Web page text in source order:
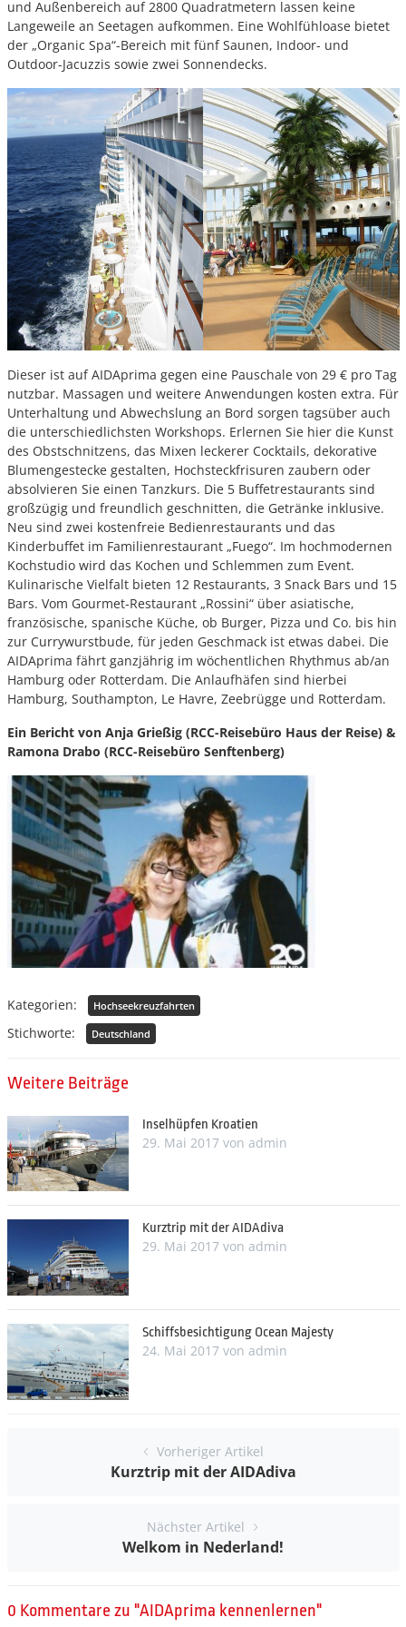
und Außenbereich auf 2800 Quadratmetern lassen keine
Langeweile an Seetagen aufkommen. Eine Wohlfühloase bietet
der „Organic Spa“-Bereich mit fünf Saunen, Indoor- und
Outdoor-Jacuzzis sowie zwei Sonnendecks.
Dieser ist auf AIDAprima gegen eine Pauschale von 29 € pro Tag
nutzbar. Massagen und weitere Anwendungen kosten extra. Für
Unterhaltung und Abwechslung an Bord sorgen tagsüber auch
die unterschiedlichsten Workshops. Erlernen Sie hier die Kunst
des Obstschnitzens, das Mixen leckerer Cocktails, dekorative
Blumengestecke gestalten, Hochsteckfrisuren zaubern oder
absolvieren Sie einen Tanzkurs. Die 5 Buffetrestaurants sind
großzügig und freundlich geschnitten, die Getränke inklusive.
Neu sind zwei kostenfreie Bedienrestaurants und das
Kinderbuffet im Familienrestaurant „Fuego“. Im hochmodernen
Kochstudio wird das Kochen und Schlemmen zum Event.
Kulinarische Vielfalt bieten 12 Restaurants, 3 Snack Bars und 15
Bars. Vom Gourmet-Restaurant „Rossini“ über asiatische,
französische, spanische Küche, ob Burger, Pizza und Co. bis hin
zur Currywurstbude, für jeden Geschmack ist etwas dabei. Die
AIDAprima fährt ganzjährig im wöchentlichen Rhythmus ab/an
Hamburg oder Rotterdam. Die Anlaufhäfen sind hierbei
Hamburg, Southampton, Le Havre, Zeebrügge und Rotterdam.
Ein Bericht von Anja Grießig (RCC-Reisebüro Haus der Reise) &
Ramona Drabo (RCC-Reisebüro Senftenberg)
Kategorien: Hochseekreuzfahrten
Stichworte: Deutschland
Weitere Beiträge
Inselhüpfen Kroatien
29. Mai 2017von admin
Kurztrip mit der AIDAdiva
29. Mai 2017von admin
Schiffsbesichtigung Ocean Majesty
24. Mai 2017von admin
Vorheriger Artikel
Kurztrip mit der AIDAdiva
Nächster Artikel
Welkom in Nederland!
0 Kommentare zu "AIDAprima kennenlernen"